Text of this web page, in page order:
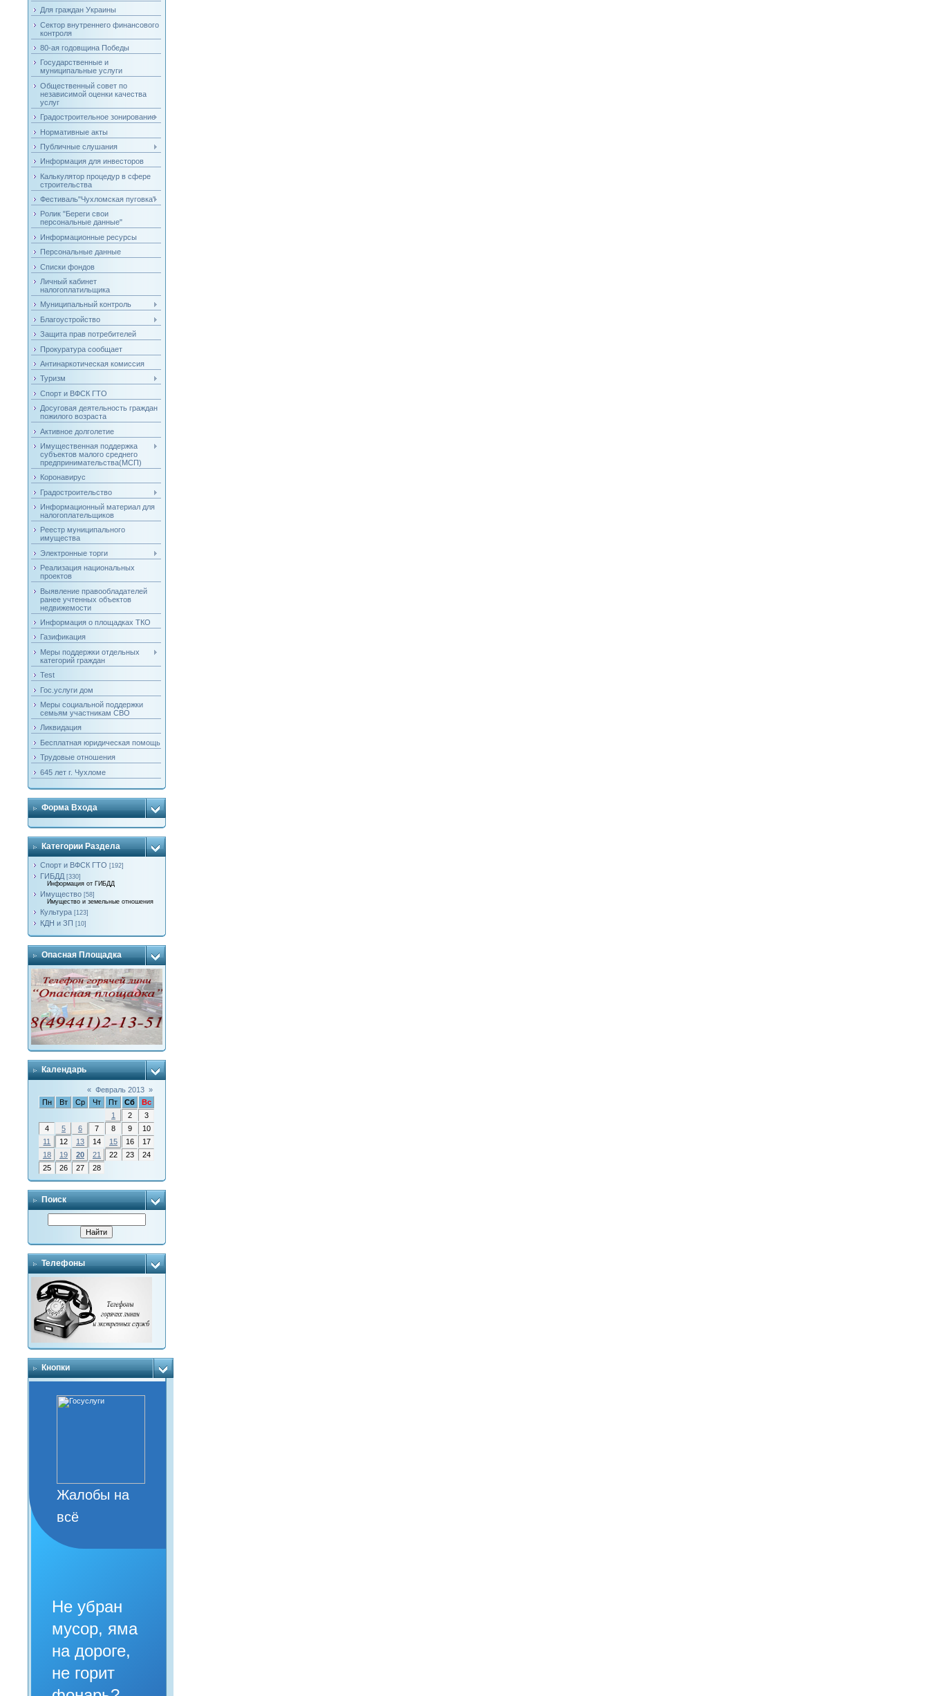
Для граждан Украины
Сектор внутреннего финансового
контроля
80-ая годовщина Победы
Государственные и
муниципальные услуги
Общественный совет по
независимой оценки качества
услуг
Градостроительное зонирование
Нормативные акты
Публичные слушания
Информация для инвесторов
Калькулятор процедур в сфере
строительства
Фестиваль"Чухломская пуговка"
Ролик "Береги свои
персональные данные"
Информационные ресурсы
Персональные данные
Списки фондов
Личный кабинет
налогоплатильщика
Муниципальный контроль
Благоустройство
Защита прав потребителей
Прокуратура сообщает
Антинаркотическая комиссия
Туризм
Спорт и ВФСК ГТО
Досуговая деятельность граждан
пожилого возраста
Активное долголетие
Имущественная поддержка
субъектов малого среднего
предпринимательства(МСП)
Коронавирус
Градостроительство
Информационный материал для
налогоплательщиков
Реестр муниципального
имущества
Электронные торги
Реализация национальных
проектов
Выявление правообладателей
ранее учтенных объектов
недвижемости
Информация о площадках ТКО
Газификация
Меры поддержки отдельных
категорий граждан
Test
Гос.услуги дом
Меры социальной поддержки
семьям участникам СВО
Ликвидация
Бесплатная юридическая помощь
Трудовые отношения
645 лет г. Чухломе
Форма Входа
Категории Раздела
Спорт и ВФСК ГТО [192]
ГИБДД [330]
Информация от ГИБДД
Имущество [58]
Имущество и земельные отношения
Культура [123]
КДН и ЗП [10]
Опасная Площадка
Календарь
« Февраль 2013 »
Пн
Вт Ср Чт Пт Сб
Вс
1
2
3
4
5 6 7 8 9
10
11
12 13 14 15 16
17
18
19 20 21 22 23
24
25
26 27 28
Поиск
Телефоны
Кнопки
Жалобы на
всё
Не убран
мусор, яма
на дороге,
не горит